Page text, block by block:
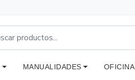
MANUALIDADES OFICINA